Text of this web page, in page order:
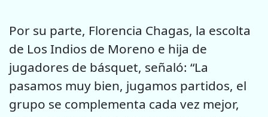
Por su parte, Florencia Chagas, la escolta
de Los Indios de Moreno e hija de
jugadores de básquet, señaló: “La
pasamos muy bien, jugamos partidos, el
grupo se complementa cada vez mejor,